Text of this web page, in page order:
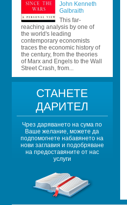
John Kenneth
Galbraith
This far-
reaching analysis by one of
the world's leading
contemporary economists
traces the economic history of
the century, from the theories
of Marx and Engels to the Wall
Street Crash, from...
СТАНЕТЕ
ДАРИТЕЛ
Чрез даряването на сума по
Ваше желание, можете да
подпомогнете набавянето на
нови заглавия и подобряване
на предоставяните от нас
услуги